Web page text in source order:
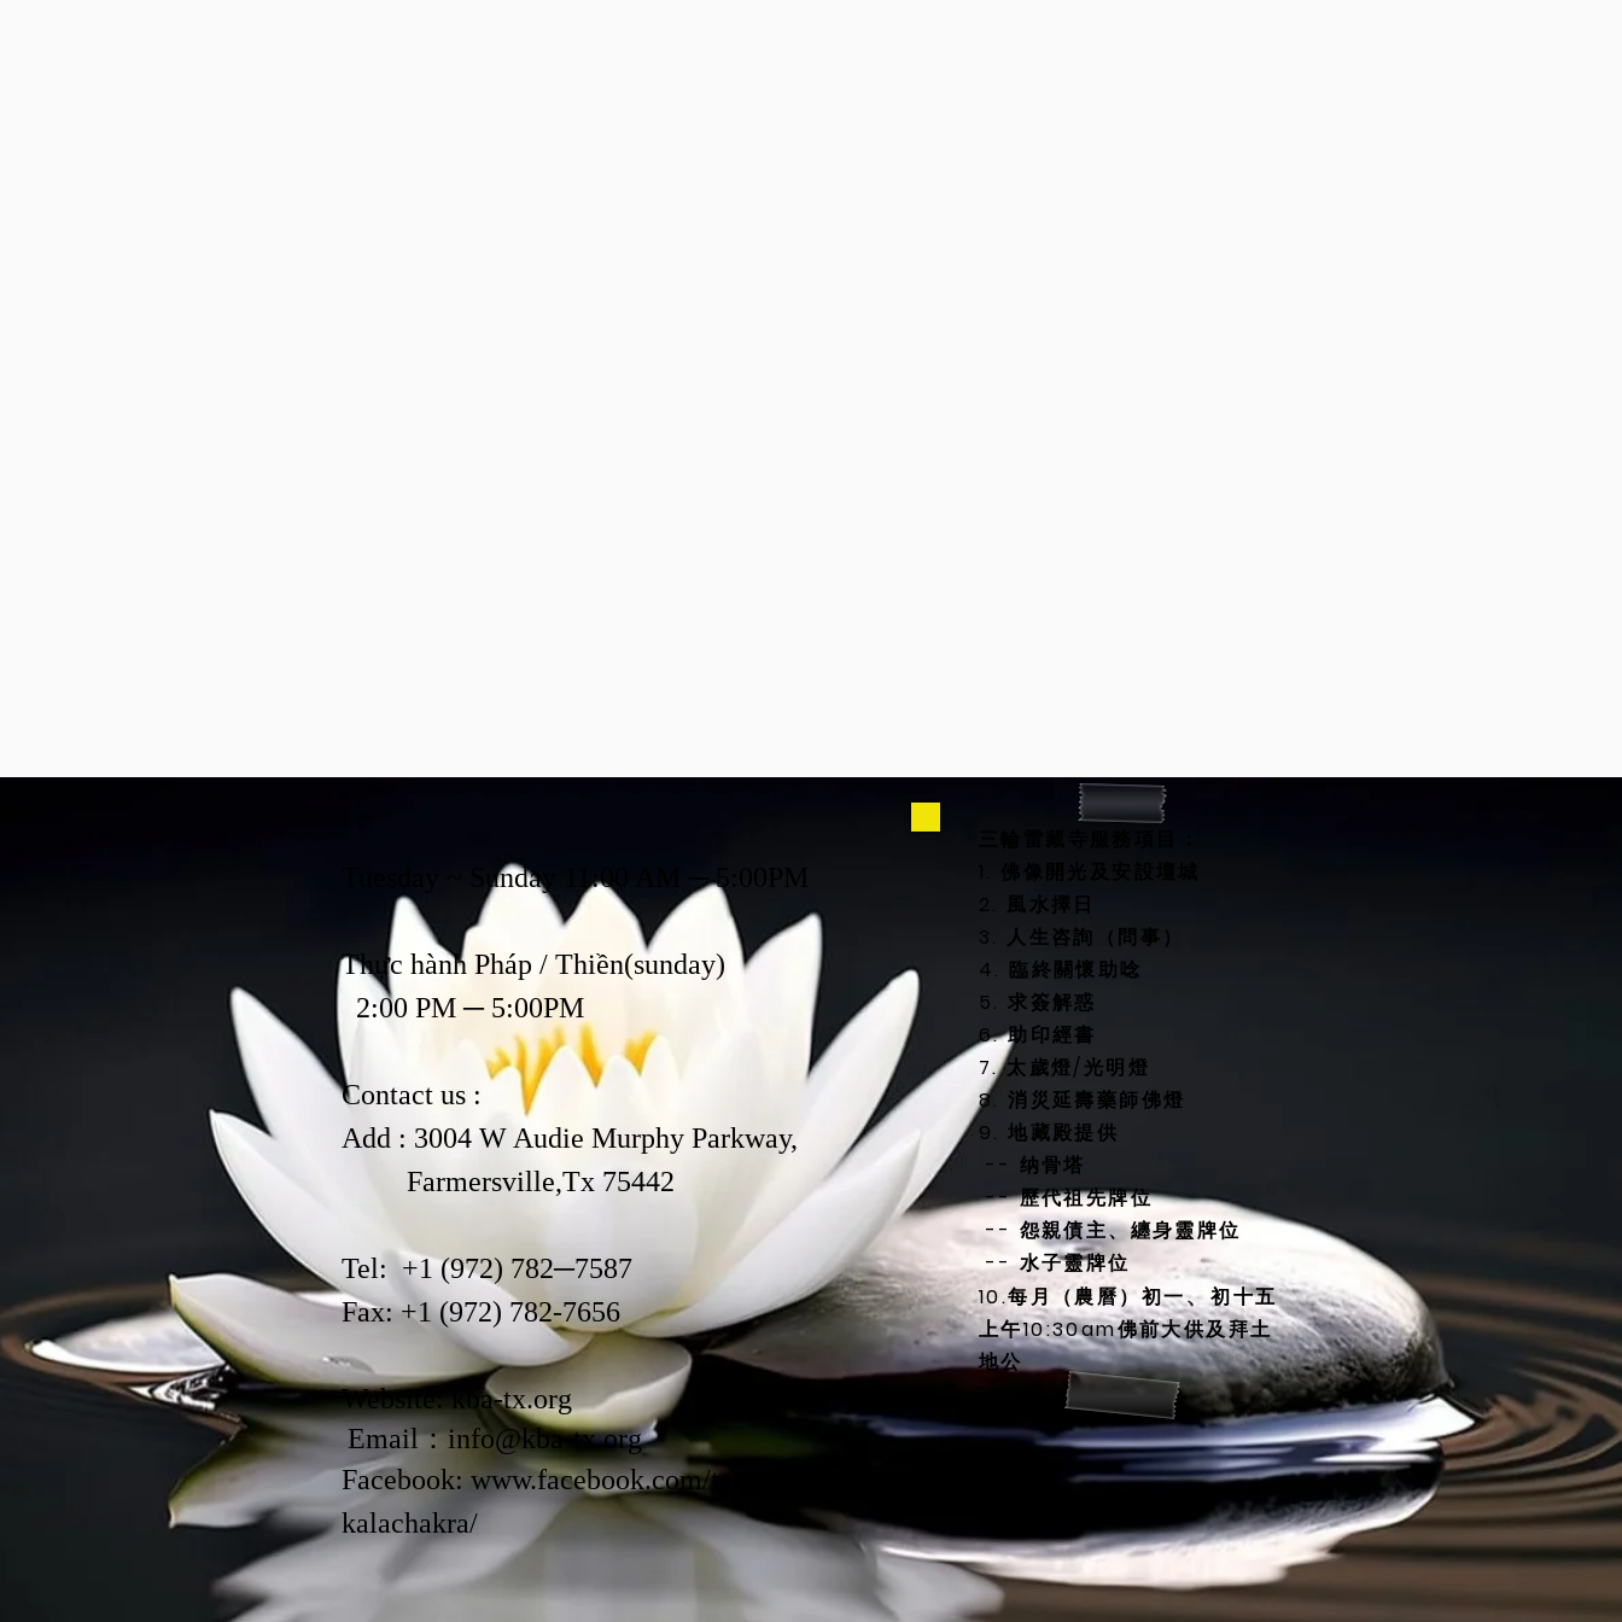
Tuesday ~ Sunday 11:00 AM ─ 5:00PM
Thực hành Pháp / Thiền(sunday)
2:00 PM ─ 5:00PM
Contact us :
Add : 3004 W Audie Murphy Parkway,
Farmersville,Tx 75442
Tel: +1 (972) 782─7587
Fax: +1 (972) 782-7656
Website: kba-tx.org
Email：info@kba-tx.org
Facebook: www.facebook.com/temple.
kalachakra/
2. 風水擇日
3. 人生咨詢（問事）
4. 臨終關懷助唸
5. 求簽解惑
6. 助印經書
7. 太歲燈/光明燈
8. 消災延壽藥師佛燈
9. 地藏殿提供
-- 纳骨塔
-- 歷代祖先牌位
-- 怨親債主、纏身靈牌位
-- 水子靈牌位
10.每月（農曆）初一、初十五
上午10:30am佛前大供及拜土
地公